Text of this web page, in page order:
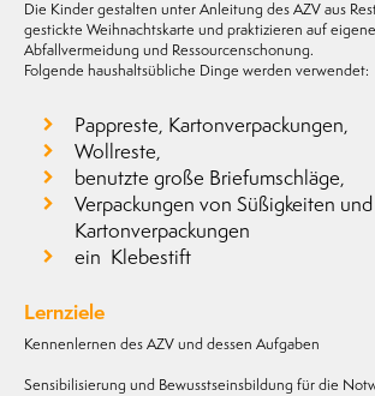
Die Kinder gestalten unter Anleitung des AZV aus
gestickte Weihnachtskarte und praktizieren auf
Abfallvermeidung und Ressourcenschonung.
Folgende haushaltsübliche Dinge werden verwendet:
Pappreste, Kartonverpackungen,
Wollreste,
benutzte große Briefumschläge,
Verpackungen von Süßigkeiten
Kartonverpackungen
ein Klebestift
Lernziele
Kennenlernen des AZV und dessen Aufgaben
Sensibilisierung und Bewusstseinsbildung für die